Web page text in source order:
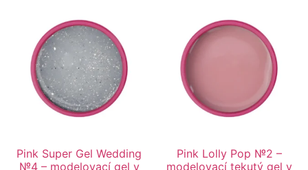
Pink Super Gel Wedding
№4 – modelovací gel v
Pink Lolly Pop №2 –
modelovací tekutý gel v